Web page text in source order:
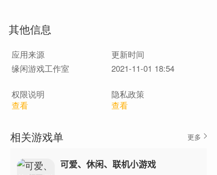
其他信息
应用来源
更新时间
缘闲游戏工作室
2021-11-01 18:54
权限说明
查看
隐私政策
查看
相关游戏单 更多
可爱、休闲、联机小游戏